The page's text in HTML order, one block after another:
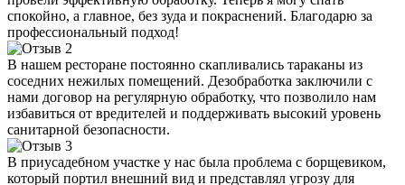
спокойно, а главное, без зуда и покраснений. Благодарю за
профессиональный подход!
В нашем ресторане постоянно скапливались тараканы из
соседних нежилых помещений. Дезобработка заключили с
нами договор на регулярную обработку, что позволило нам
избавиться от вредителей и поддерживать высокий уровень
санитарной безопасности.
В приусадебном участке у нас была проблема с борщевиком,
который портил внешний вид и представлял угрозу для